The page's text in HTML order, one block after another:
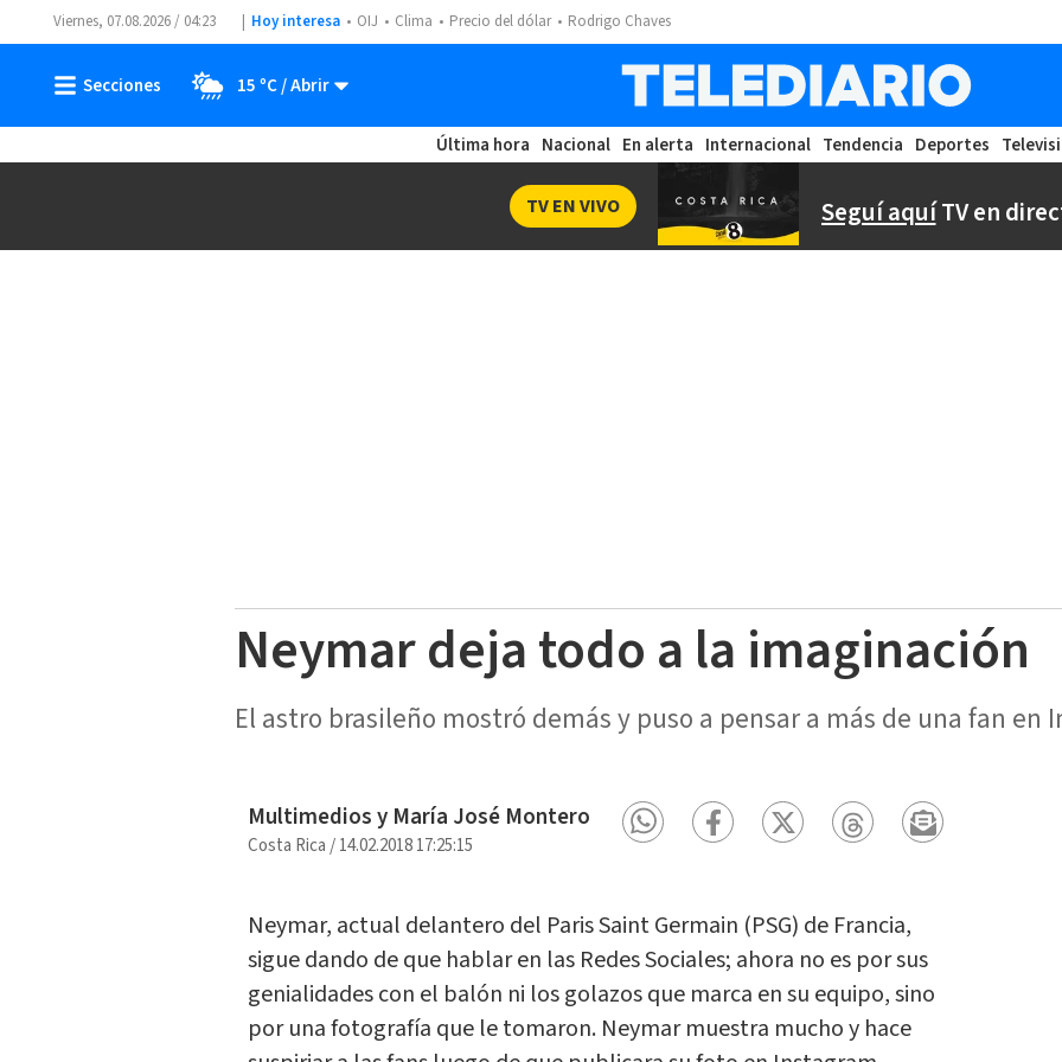
Viernes, 07.08.2026 / 04:23 Hoy interesa OIJ Clima Precio del dólar Rodrigo Chaves
15 ºC
Última hora Nacional En alerta Internacional Tendencia Deportes
Seguí aquíTV en
TV EN VIVO
Neymar deja todo a la imaginación
El astro brasileño mostró demás y puso a pensar a más de una fan en
Multimedios y María José Montero
Costa Rica/14.02.2018 17:25:15
Neymar, actual delantero del Paris Saint Germain (PSG) de Francia,
sigue dando de que hablar en las Redes Sociales; ahora no es por sus
genialidades con el balón ni los golazos que marca en su equipo, sino
por una fotografía que le tomaron. Neymar muestra mucho y hace